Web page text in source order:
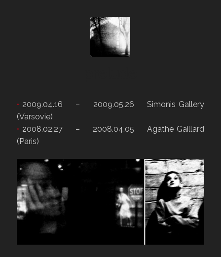
• 2009.04.16 – 2009.05.26 Simonis Gallery
(Varsovie)
• 2008.02.27 – 2008.04.05 Agathe Gaillard
(Paris)